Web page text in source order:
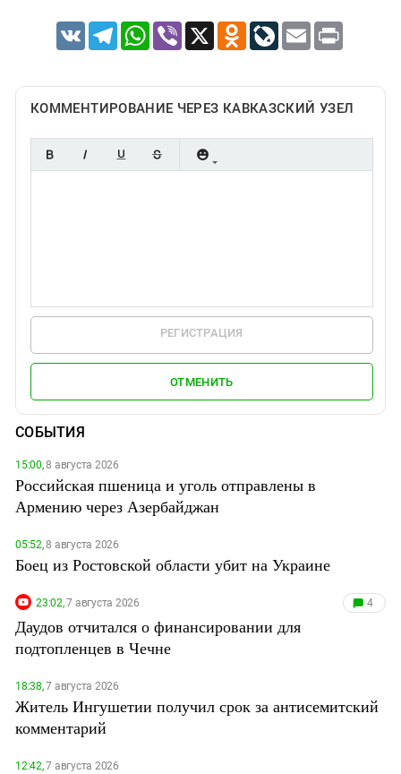
VK TelegramWhatsApp
Viber X Odnoklassniki
LiveJournal
Email Print
КОММЕНТИРОВАНИЕ ЧЕРЕЗ КАВКАЗСКИЙ УЗЕЛ
РЕГИСТРАЦИЯ
ОТМЕНИТЬ
СОБЫТИЯ
15:00,8 августа 2026
Российская пшеница и уголь отправлены в
Армению через Азербайджан
05:52,8 августа 2026
Боец из Ростовской области убит на Украине
23:02,7 августа 2026 4
Даудов отчитался о финансировании для
подтопленцев в Чечне
18:38,7 августа 2026
Житель Ингушетии получил срок за антисемитский
комментарий
12:42,7 августа 2026